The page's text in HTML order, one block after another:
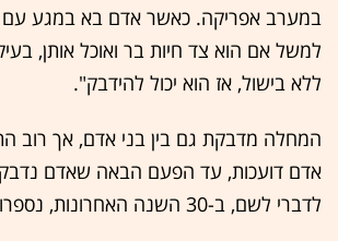
במערב אפריקה. כאשר אדם בא במגע עם
למשל אם הוא צד חיות בר ואוכל אותן,
ללא בישול, אז הוא יכול להידבק".
המחלה מדבקת גם בין בני אדם, אך רוב
אדם דועכות, עד הפעם הבאה שאדם
לדברי לשם, ב-30 השנה האחרונות, נספרו כ-17 התפרצויות.